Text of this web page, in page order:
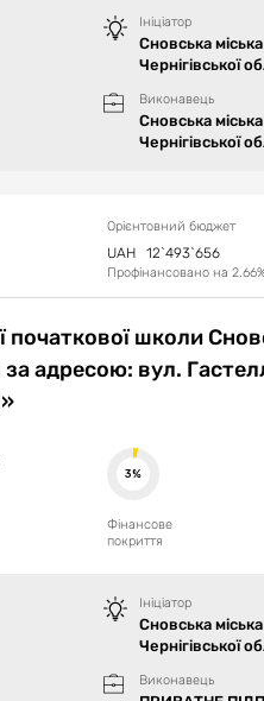
Ініціатор
Сновська
Чернігівської
Виконавець
Сновська
Чернігівської
Орієнтовний бюджет
UAH 12`493`656
Профінансовано на 2.66
школи
за адресою: вул.
3%
Фінансове
покриття
Ініціатор
Сновська
Чернігівської
Виконавець